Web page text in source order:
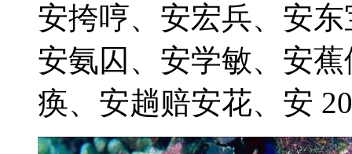
安挎哼、安宏兵、安
安氨囚、安学敏、安
痪、安趟赔安花、安